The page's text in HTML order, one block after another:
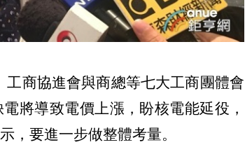
商協進會與商總等七大工商團體會
將導致電價上漲，盼核電能延役，
，要進一步做整體考量。